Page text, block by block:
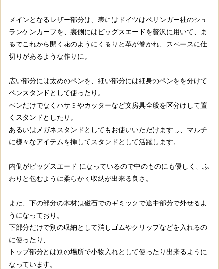
メインとなるレザー部分は、表にはドイツはペリンガー社のシュ
ランケンカーフを、裏側にはピッグスエードを贅沢に用いて、ま
るでこれから開く花のようにくるりと革が巻かれ、スペースに仕
切りがあるような作りに。
広い部分には太めのペンを、細い部分には細身のペンをを分けて
ペンスタンドとして使ったり。
ペンだけでなくハサミやカッターなど文房具全般を区分けして置
くスタンドとしたり。
あるいはメガネスタンドとしてもお使いいただけますし、マルチ
に様々なアイテムを挿してスタンドとして活躍します。
内側がピッグスエード になっているので中のものにも優しく、ふ
わりと包むように柔らかく収納が出来る良さ。
また、下の部分の木材は磁石でのギミックで途中部分で外せるよ
うになっており。
下部分だけで別の収納として消しゴムやクリップなどを入れるの
に使ったり、
トップ部分とは別の場所で小物入れとして使ったり出来るように
なっています。